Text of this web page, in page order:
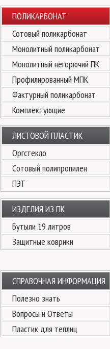
ПОЛИКАРБОНАТ
Сотовый поликарбонат
Монолитный поликарбонат
Монолитный негорючий ПК
Профилированный МПК
Фактурный поликарбонат
Комплектующие
ЛИСТОВОЙ ПЛАСТИК
Оргстекло
Cотовый полипропилен
ПЭТ
ИЗДЕЛИЯ ИЗ ПК
Бутыли 19 литров
Защитные коврики
СПРАВОЧНАЯ ИНФОРМАЦИЯ
Полезно знать
Вопросы и Ответы
Пластик для теплиц